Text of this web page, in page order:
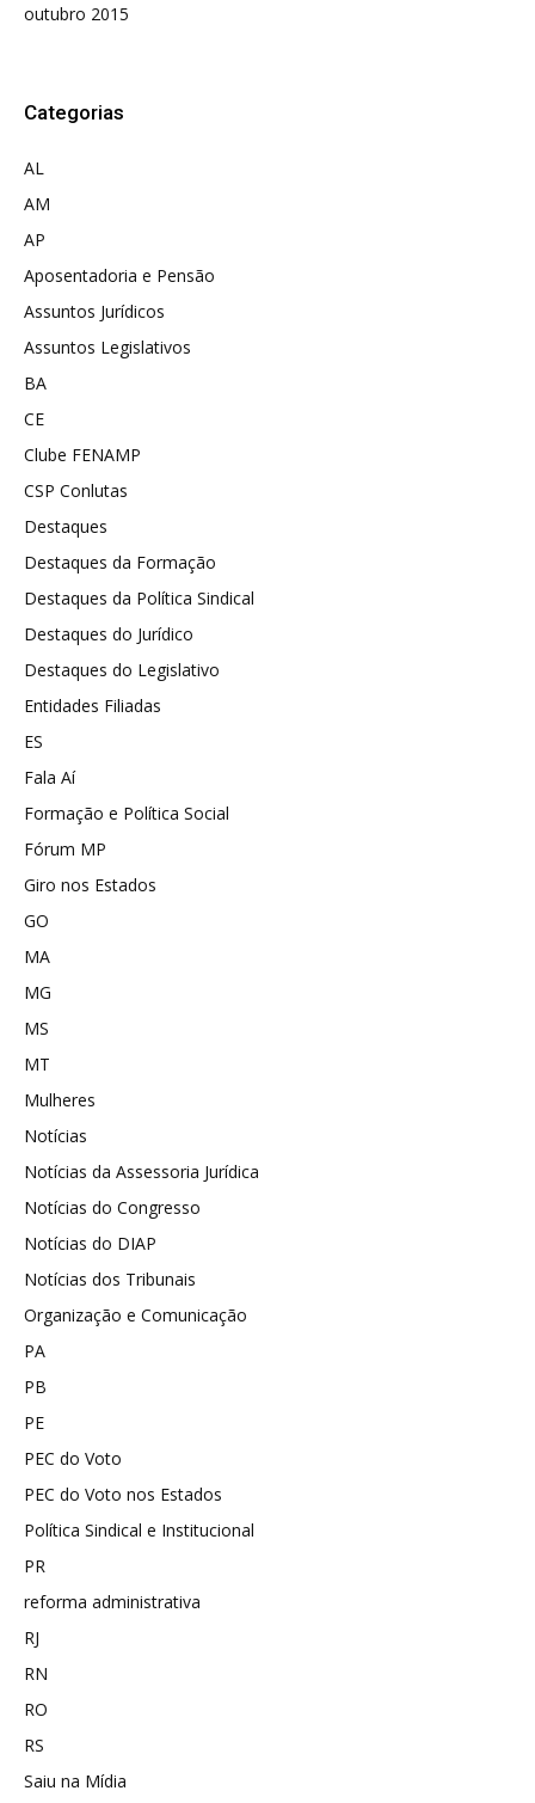
outubro 2015
Categorias
AL
AM
AP
Aposentadoria e Pensão
Assuntos Jurídicos
Assuntos Legislativos
BA
CE
Clube FENAMP
CSP Conlutas
Destaques
Destaques da Formação
Destaques da Política Sindical
Destaques do Jurídico
Destaques do Legislativo
Entidades Filiadas
ES
Fala Aí
Formação e Política Social
Fórum MP
Giro nos Estados
GO
MA
MG
MS
MT
Mulheres
Notícias
Notícias da Assessoria Jurídica
Notícias do Congresso
Notícias do DIAP
Notícias dos Tribunais
Organização e Comunicação
PA
PB
PE
PEC do Voto
PEC do Voto nos Estados
Política Sindical e Institucional
PR
reforma administrativa
RJ
RN
RO
RS
Saiu na Mídia